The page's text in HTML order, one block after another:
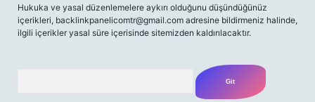
Hukuka ve yasal düzenlemelere aykırı olduğunu düşündüğünüz
içerikleri, backlinkpanelicomtr@gmail.com adresine bildirmeniz halinde,
ilgili içerikler yasal süre içerisinde sitemizden kaldırılacaktır.